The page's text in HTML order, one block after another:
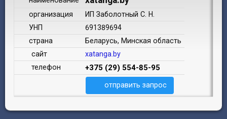
организация
ИП Заболотный С. Н.
УНП
691389694
страна
Беларусь, Минская область
сайт
xatanga.by
телефон
+375 (29) 554-85-95
отправить запрос